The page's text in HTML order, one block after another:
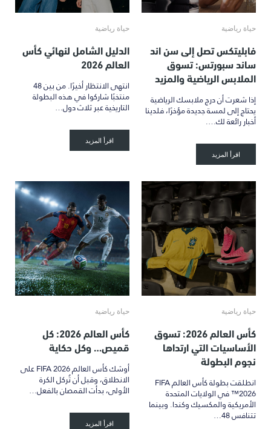
حياة رياضية
فابليتكس تصل إلى سن اند
ساند سبورتس: تسوق
الملابس الرياضية والمزيد
إذا شعرت أن درج ملابسك الرياضية
يحتاج إلى لمسة جديدة مؤخرًا، فلدينا
أخبار رائعة لك….
اقرأ المزيد
حياة رياضية
الدليل الشامل لنهائي كأس
العالم 2026
انتهى الانتظار أخيرًا. من بين 48
منتخبًا شاركوا في هذه البطولة
التاريخية عبر ثلاث دول…
اقرأ المزيد
حياة رياضية
كأس العالم 2026: تسوق
الأساسيات التي ارتداها
نجوم البطولة
انطلقت بطولة كأس العالم FIFA
2026™ في الولايات المتحدة
الأمريكية والمكسيك وكندا. وبينما
تتنافس 48…
حياة رياضية
كأس العالم 2026: كل
قميص… وكل حكاية
أوشك كأس العالم FIFA 2026 على
الانطلاق، وقبل أن تُركل الكرة
الأولى، بدأت القمصان بالفعل…
اقرأ المزيد